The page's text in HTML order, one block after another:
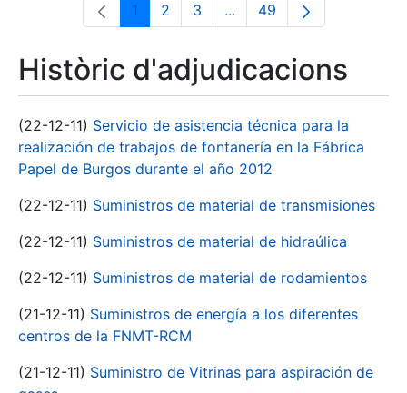
Pàgina
1 Pàgina
2 Pàgina
3 ...Pàgines intermèdies
Pàgina
49
Històric d'adjudicacions
(22-12-11) Servicio de asistencia técnica para la
realización de trabajos de fontanería en la Fábrica
Papel de Burgos durante el año 2012
(22-12-11) Suministros de material de transmisiones
(22-12-11) Suministros de material de hidraúlica
(22-12-11) Suministros de material de rodamientos
(21-12-11) Suministros de energía a los diferentes
centros de la FNMT-RCM
(21-12-11) Suministro de Vitrinas para aspiración de